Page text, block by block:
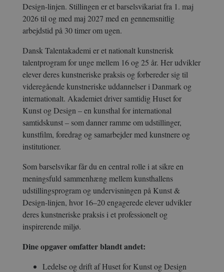
Design-linjen. Stillingen er et barselsvikariat fra 1. maj
2026 til og med maj 2027 med en gennemsnitlig
arbejdstid på 30 timer om ugen.
Dansk Talentakademi er et nationalt kunstnerisk
talentprogram for unge mellem 16 og 25 år. Her udvikler
elever deres kunstneriske praksis og forbereder sig til
videregående kunstneriske uddannelser i Danmark og
internationalt. Akademiet driver samtidig Huset for
Kunst og Design – en kunsthal for international
samtidskunst – som danner ramme om udstillinger,
kunstfilm, foredrag og samarbejder med kunstnere og
institutioner.
Som barselsvikar får du en central rolle i at sikre en
meningsfuld sammenhæng mellem kunsthallens
udstillingsprogram og undervisningen på Kunst &
Design-linjen, hvor 16–20 engagerede elever udvikler
deres kunstneriske praksis i et professionelt og
inspirerende miljø.
Dine opgaver omfatter blandt andet:
Ledelse og drift af Huset for Kunst og Design